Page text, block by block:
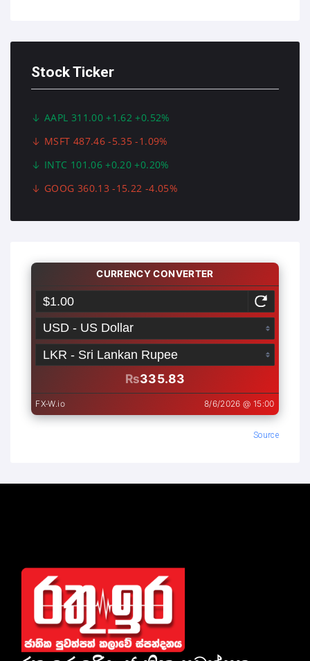
Stock Ticker
AAPL 311.00 +1.62 +0.52%
MSFT 487.46 -5.35 -1.09%
INTC 101.06 +0.20 +0.20%
GOOG 360.13 -15.22 -4.05%
Source